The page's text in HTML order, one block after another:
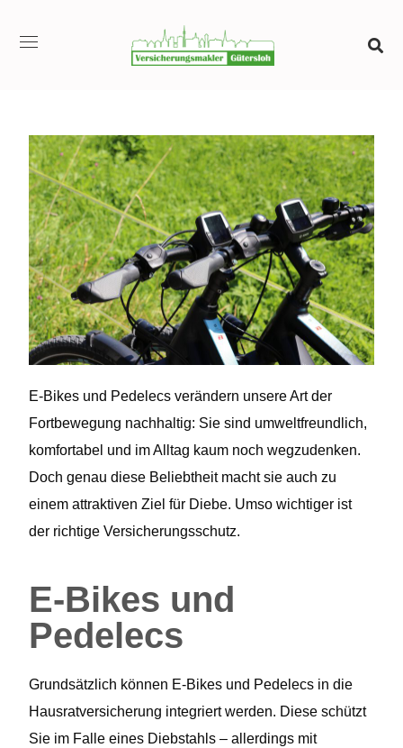
E-Bikes und Pedelecs verändern unsere Art der
Fortbewegung nachhaltig: Sie sind umweltfreundlich,
komfortabel und im Alltag kaum noch wegzudenken.
Doch genau diese Beliebtheit macht sie auch zu
einem attraktiven Ziel für Diebe. Umso wichtiger ist
der richtige Versicherungsschutz.
E-Bikes und
Pedelecs
Grundsätzlich können E-Bikes und Pedelecs in die
Hausratversicherung integriert werden. Diese schützt
Sie im Falle eines Diebstahls – allerdings mit